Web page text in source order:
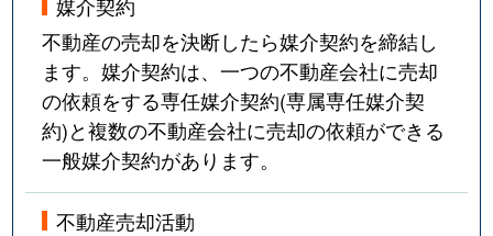
媒介契約
不動産の売却を決断したら媒介契約を締結し
ます。媒介契約は、一つの不動産会社に売却
の依頼をする専任媒介契約(専属専任媒介契
約)と複数の不動産会社に売却の依頼ができる
一般媒介契約があります。
不動産売却活動